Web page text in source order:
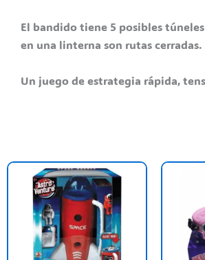
El bandido tiene 5 posibles
en una linterna son rutas
Un juego de estrategia rápida,